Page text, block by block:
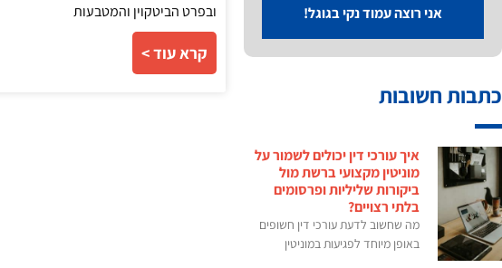
אני רוצה עמוד נקי בגוגל!
כתבות חשובות
איך עורכי דין יכולים לשמור על
מוניטין מקצועי ברשת מול
ביקורות שליליות ופרסומים
בלתי רצויים?
מה שחשוב לדעת עורכי דין חשופים
באופן מיוחד לפגיעות במוניטין
ובפרט הביטקוין והמטבעות
קרא עוד >